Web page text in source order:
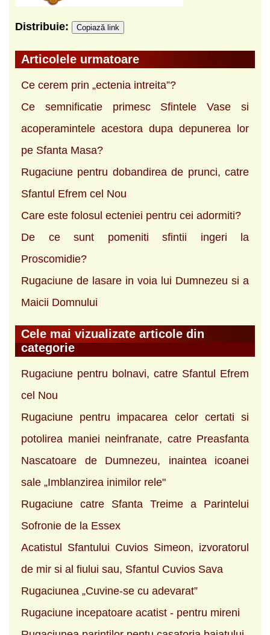
Distribuie: Copiază link
Articolele urmatoare
Ce cerem prin „ectenia intreita”?
Ce semnificatie primesc Sfintele Vase si
acoperamintele acestora dupa depunerea lor
pe Sfanta Masa?
Rugaciune pentru dobandirea de prunci, catre
Sfantul Efrem cel Nou
Care este folosul ecteniei pentru cei adormiti?
De ce sunt pomeniti sfintii ingeri la
Proscomidie?
Rugaciune de lasare in voia lui Dumnezeu si a
Maicii Domnului
Cele mai vizualizate articole din
categorie
Rugaciune pentru bolnavi, catre Sfantul Efrem
cel Nou
Rugaciune pentru impacarea celor certati si
potolirea maniei neinfranate, catre Preasfanta
Nascatoare de Dumnezeu, inaintea icoanei
sale „Imblanzirea inimilor rele"
Rugaciune catre Sfanta Treime a Parintelui
Sofronie de la Essex
Acatistul Sfantului Cuvios Simeon, izvoratorul
de mir si al fiului sau, Sfantul Cuvios Sava
Rugaciunea „Cuvine-se cu adevarat”
Rugaciune incepatoare acatist - pentru mireni